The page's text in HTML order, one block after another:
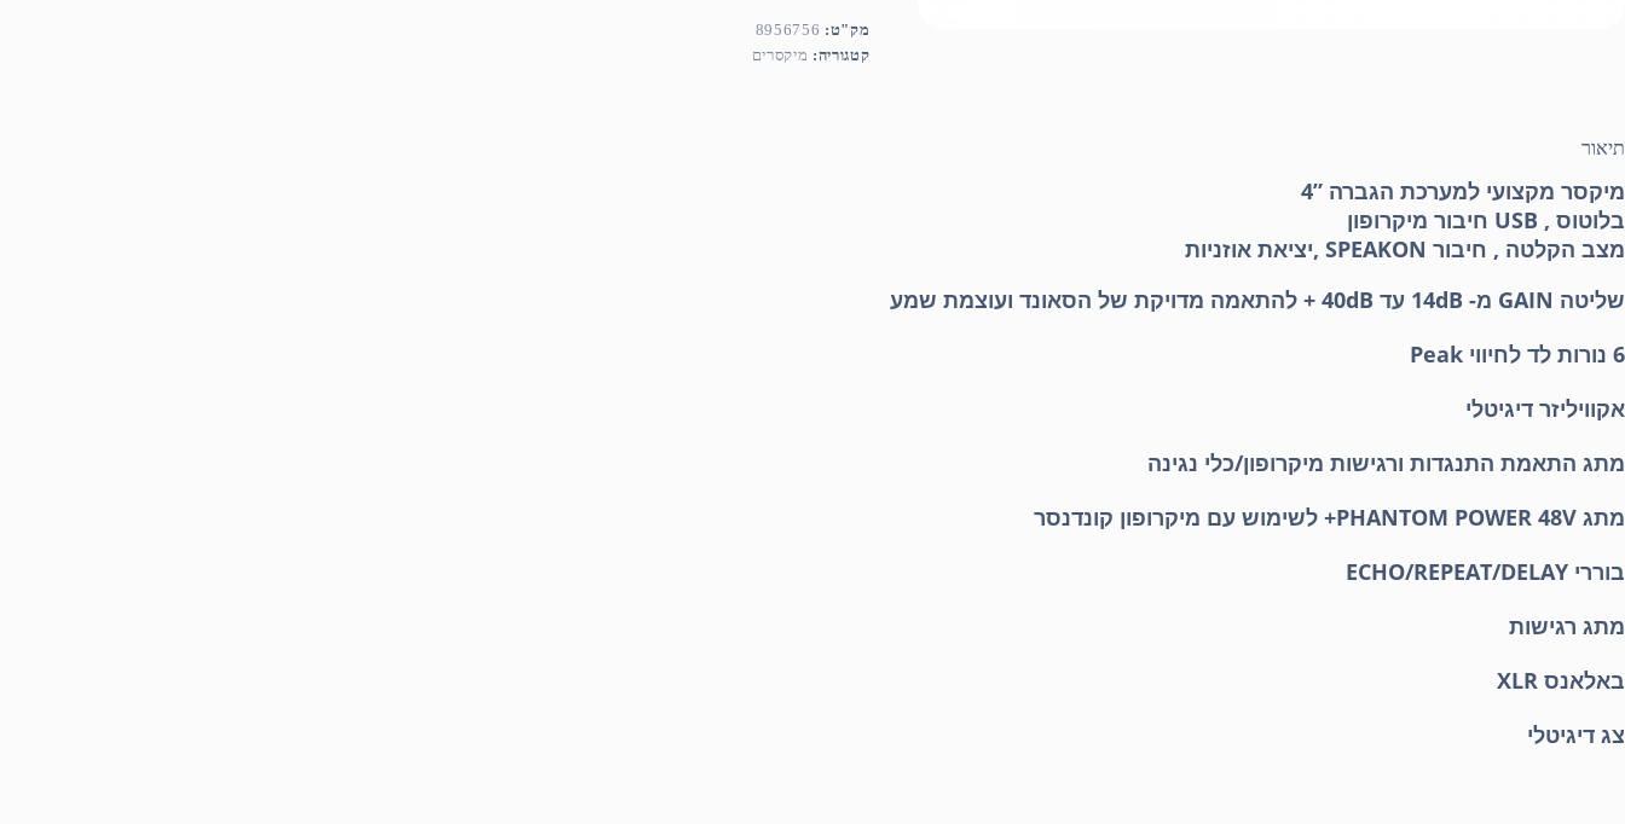
מק"ט: 8956756
קטגוריה: מיקסרים
תיאור
מיקסר מקצועי למערכת הגברה ”4
בלוטוס , USB חיבור מיקרופון
מצב הקלטה , חיבור SPEAKON ,יציאת אוזניות
שליטה GAIN מ- 14dB עד 40dB + להתאמה מדויקת של הסאונד ועוצמת שמע
6 נורות לד לחיווי Peak
אקוויליזר דיגיטלי
מתג התאמת התנגדות ורגישות מיקרופון/כלי נגינה
מתג PHANTOM POWER 48V+ לשימוש עם מיקרופון קונדנסר
בוררי ECHO/REPEAT/DELAY
מתג רגישות
באלאנס XLR
צג דיגיטלי